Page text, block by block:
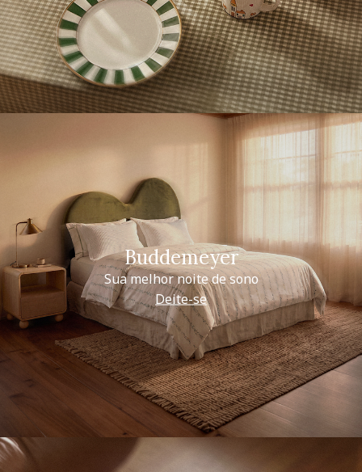
Buddemeyer
Sua melhor noite de sono
Deite-se